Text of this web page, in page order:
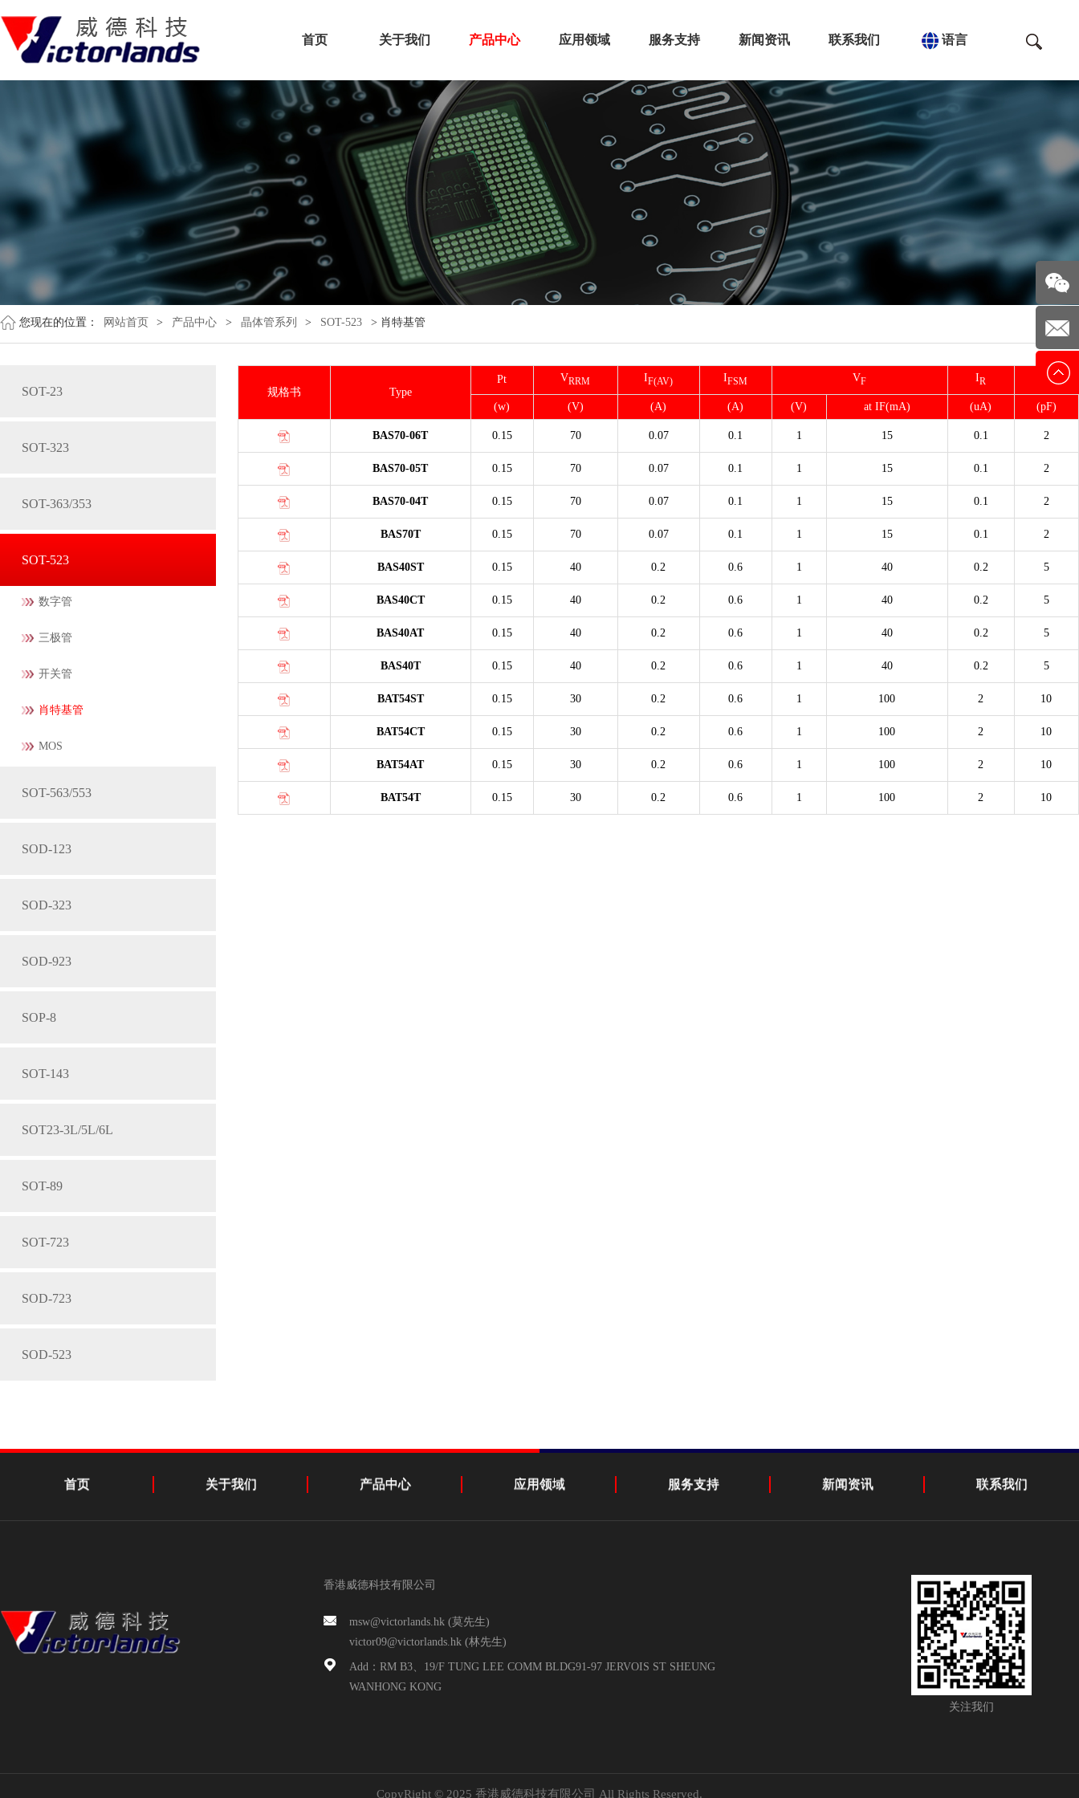
首页 关于我们 产品中心 应用领域 服务支持 新闻资讯 联系我们 语言
您现在的位置： 网站首页 > 产品中心 > 晶体管系列 > SOT-523 > 肖特基管
SOT-23
SOT-323
SOT-363/353
SOT-523
数字管
三极管
开关管
肖特基管
MOS
SOT-563/553
SOD-123
SOD-323
SOD-923
SOP-8
SOT-143
SOT23-3L/5L/6L
SOT-89
SOT-723
SOD-723
SOD-523
规格书 Type
Pt VRRM IF(AV) IFSM VF IR CJ
(w) (V) (A) (A) (V) at IF(mA) (uA) (pF)
BAS70-06T 0.15 70 0.07 0.1 1 15 0.1 2
BAS70-05T 0.15 70 0.07 0.1 1 15 0.1 2
BAS70-04T 0.15 70 0.07 0.1 1 15 0.1 2
BAS70T 0.15 70 0.07 0.1 1 15 0.1 2
BAS40ST 0.15 40 0.2 0.6 1 40 0.2 5
BAS40CT 0.15 40 0.2 0.6 1 40 0.2 5
BAS40AT 0.15 40 0.2 0.6 1 40 0.2 5
BAS40T 0.15 40 0.2 0.6 1 40 0.2 5
BAT54ST 0.15 30 0.2 0.6 1 100 2 10
BAT54CT 0.15 30 0.2 0.6 1 100 2 10
BAT54AT 0.15 30 0.2 0.6 1 100 2 10
BAT54T 0.15 30 0.2 0.6 1 100 2 10
首页 关于我们 产品中心 应用领域 服务支持 新闻资讯 联系我们
香港威德科技有限公司
msw@victorlands.hk (莫先生)
victor09@victorlands.hk (林先生)
Add：RM B3、19/F TUNG LEE COMM BLDG91-97 JERVOIS ST SHEUNG
WANHONG KONG
关注我们
CopyRight © 2025 香港威德科技有限公司 All Rights Reserved.
关注我
E-mail